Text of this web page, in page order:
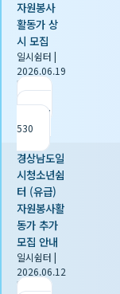
자원봉사
활동가 상
시 모집
일시쉼터 |
2026.06.19
|
조회
530
경상남도일
시청소년쉼
터 (유급)
자원봉사활
동가 추가
모집 안내
일시쉼터 |
2026.06.12
|